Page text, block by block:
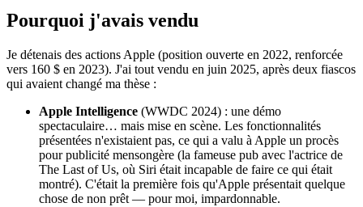
Pourquoi j'avais vendu
Je détenais des actions Apple (position ouverte en 2022, renforcée
vers 160 $ en 2023). J'ai tout vendu en juin 2025, après deux fiascos
qui avaient changé ma thèse :
Apple Intelligence (WWDC 2024) : une démo
spectaculaire… mais mise en scène. Les fonctionnalités
présentées n'existaient pas, ce qui a valu à Apple un procès
pour publicité mensongère (la fameuse pub avec l'actrice de
The Last of Us, où Siri était incapable de faire ce qui était
montré). C'était la première fois qu'Apple présentait quelque
chose de non prêt — pour moi, impardonnable.